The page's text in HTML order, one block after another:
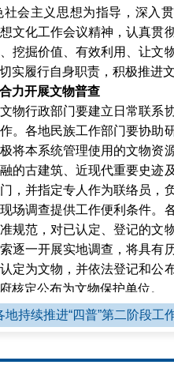
社会主义思想为指导，深入
文化工作会议精神，认真贯
挖掘价值、有效利用、让文
实履行自身职责，积极推进文
力开展文物普查
物行政部门要建立日常联系
。各地民族工作部门要协助
将本系统管理使用的文物资
的古建筑、近现代重要史迹
，并指定专人作为联络员，
场调查提供工作便利条件。
规范，对已认定、登记的文
逐一开展实地调查，将具有
定为文物，并依法登记和公
核定公布为文物保护单位。
断加强文物系统性保护
系统、本领域管理使用的不
期闲置的不可移动文物，要
取有效措施，制定保护方案
持续推进“四普”第二阶段工作